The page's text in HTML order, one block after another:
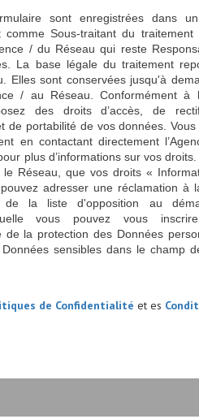
sont enregistrées dans
Sous-traitant du traitement
/ du Réseau qui reste
La base légale du traitement
Elles sont conservées jusqu'à
/ au Réseau. Conformément à
des droits d’accès, de
de portabilité de vos données.
en contactant directement
plus d’informations sur vos
Réseau, que vos droits «
adresser une réclamation à
de la liste d'opposition au
vous pouvez vous
la protection des Données
sensibles dans le champ
de Confidentialité et es